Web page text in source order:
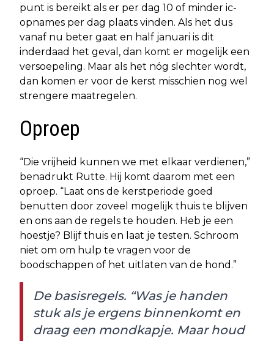
punt is bereikt als er per dag 10 of minder ic-
opnames per dag plaats vinden. Als het dus
vanaf nu beter gaat en half januari is dit
inderdaad het geval, dan komt er mogelijk een
versoepeling. Maar als het nóg slechter wordt,
dan komen er voor de kerst misschien nog wel
strengere maatregelen.
Oproep
“Die vrijheid kunnen we met elkaar verdienen,”
benadrukt Rutte. Hij komt daarom met een
oproep. “Laat ons de kerstperiode goed
benutten door zoveel mogelijk thuis te blijven
en ons aan de regels te houden. Heb je een
hoestje? Blijf thuis en laat je testen. Schroom
niet om om hulp te vragen voor de
boodschappen of het uitlaten van de hond.”
De basisregels. “Was je handen
stuk als je ergens binnenkomt en
draag een mondkapje. Maar houd